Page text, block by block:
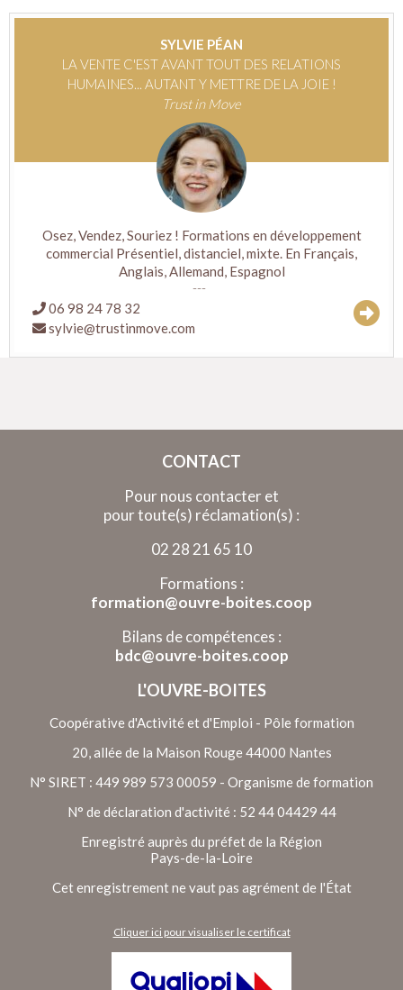
SYLVIE PÉAN
LA VENTE C'EST AVANT TOUT DES RELATIONS
HUMAINES... AUTANT Y METTRE DE LA JOIE !
Trust in Move
Osez, Vendez, Souriez ! Formations en développement
commercial Présentiel, distanciel, mixte. En Français,
Anglais, Allemand, Espagnol
06 98 24 78 32
sylvie@trustinmove.com
CONTACT
Pour nous contacter et
pour toute(s) réclamation(s) :
02 28 21 65 10
Formations :
formation@ouvre-boites.coop
Bilans de compétences :
bdc@ouvre-boites.coop
L'OUVRE-BOITES
Coopérative d'Activité et d'Emploi - Pôle formation
20, allée de la Maison Rouge 44000 Nantes
N° SIRET : 449 989 573 00059 - Organisme de formation
N° de déclaration d'activité : 52 44 04429 44
Enregistré auprès du préfet de la Région
Pays-de-la-Loire
Cet enregistrement ne vaut pas agrément de l'État
Cliquer ici pour visualiser le certificat